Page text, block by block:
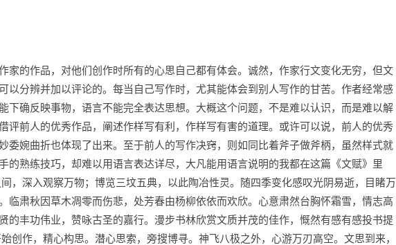
家的作品，对他们创作时所有的心思自己都有体会。诚然，作家行文变化无穷，但文
以分辨并加以评论的。每当自己写作时，尤其能体会到别人写作的甘苦。作者经常感
下确反映事物，语言不能完全表达思想。大概这个问题，不是难以认识，而是难以解
评前人的优秀作品，阐述作样写有利，作样写有害的道理。或许可以说，前人的优秀
委婉曲折也体现了出来。至于前人的写作决窍，则如同比着斧子做斧柄，虽然样式就
的熟练技巧，却难以用语言表达详尽，大凡能用语言说明的我都在这篇《文赋》里
深入观察万物；博览三坟五典，以此陶冶性灵。随四季变化感叹光阴易逝，目睹万
临肃秋因草木凋零而伤悲，处芳春由杨柳依依而欢欣。心意肃然台胸怀霜雪，情志高
的丰功伟业，赞咏古圣的嘉行。漫步书林欣赏文质并茂的佳作，慨然有感有感投书提
作，精心构思。潜心思索，旁搜博寻。神飞八极之外，心游万刃高空。文思到来，